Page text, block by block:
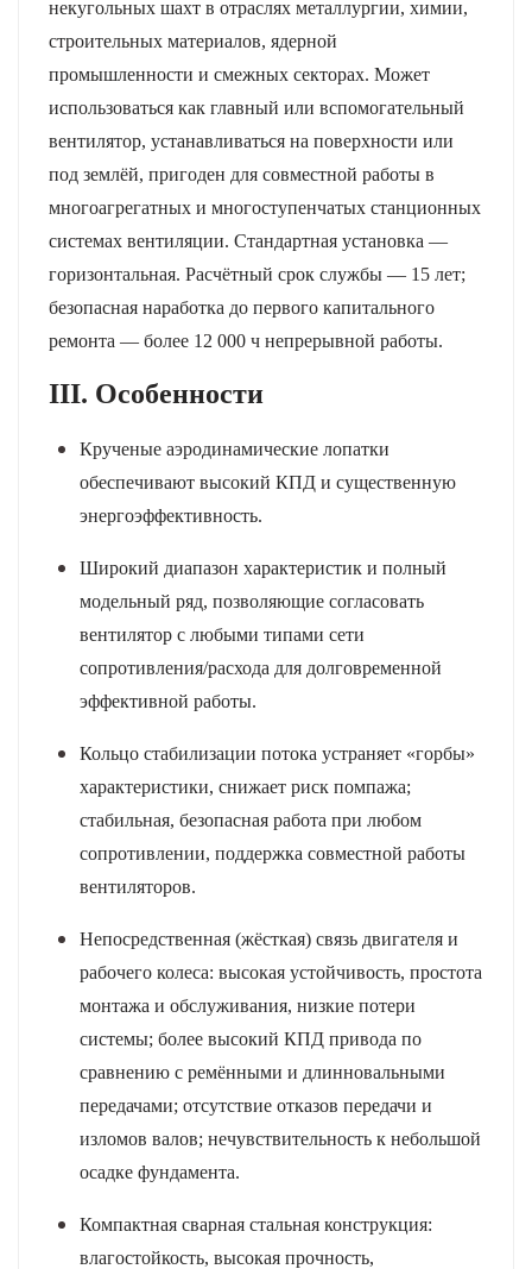
некугольных шахт в отраслях металлургии, химии,
строительных материалов, ядерной
промышленности и смежных секторах. Может
использоваться как главный или вспомогательный
вентилятор, устанавливаться на поверхности или
под землёй, пригоден для совместной работы в
многоагрегатных и многоступенчатых станционных
системах вентиляции. Стандартная установка —
горизонтальная. Расчётный срок службы — 15 лет;
безопасная наработка до первого капитального
ремонта — более 12 000 ч непрерывной работы.
III. Особенности
Крученые аэродинамические лопатки
обеспечивают высокий КПД и существенную
энергоэффективность.
Широкий диапазон характеристик и полный
модельный ряд, позволяющие согласовать
вентилятор с любыми типами сети
сопротивления/расхода для долговременной
эффективной работы.
Кольцо стабилизации потока устраняет «горбы»
характеристики, снижает риск помпажа;
стабильная, безопасная работа при любом
сопротивлении, поддержка совместной работы
вентиляторов.
Непосредственная (жёсткая) связь двигателя и
рабочего колеса: высокая устойчивость, простота
монтажа и обслуживания, низкие потери
системы; более высокий КПД привода по
сравнению с ремёнными и длинновальными
передачами; отсутствие отказов передачи и
изломов валов; нечувствительность к небольшой
осадке фундамента.
Компактная сварная стальная конструкция:
влагостойкость, высокая прочность,